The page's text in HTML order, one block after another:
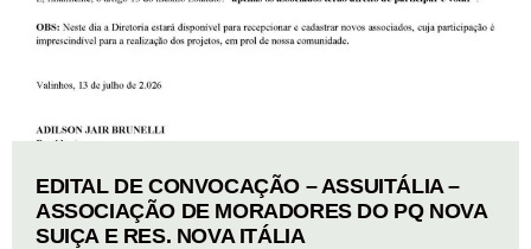
EDITAL DE CONVOCAÇÃO – ASSUITÁLIA –
ASSOCIAÇÃO DE MORADORES DO PQ NOVA
SUIÇA E RES. NOVA ITÁLIA